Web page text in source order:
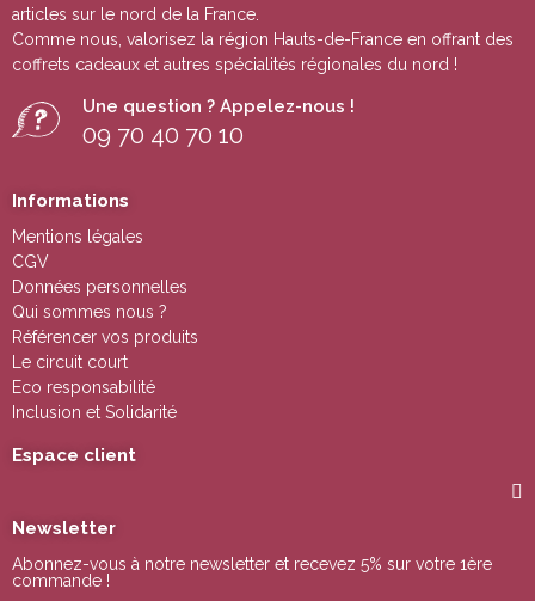
articles sur le nord de la France.
Comme nous, valorisez la région Hauts-de-France en offrant des
coffrets cadeaux et autres spécialités régionales du nord !
Une question ? Appelez-nous !
09 70 40 70 10
Informations
Mentions légales
CGV
Données personnelles
Qui sommes nous ?
Référencer vos produits
Le circuit court
Eco responsabilité
Inclusion et Solidarité
Espace client
Newsletter
Abonnez-vous à notre newsletter et recevez 5% sur votre 1ère
commande !